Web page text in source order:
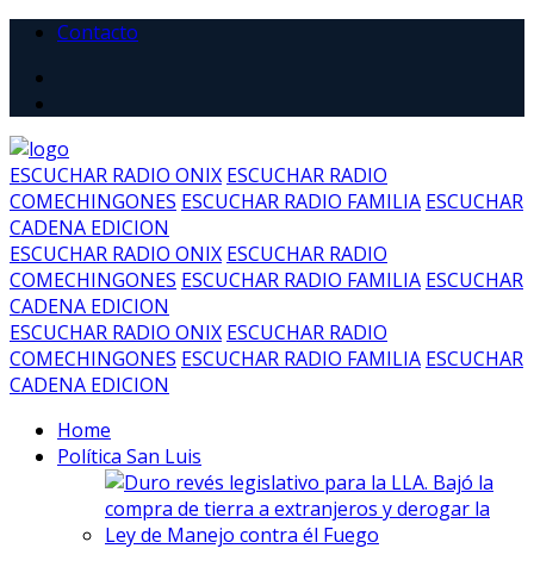
Contacto
ESCUCHAR RADIO ONIX ESCUCHAR RADIO
COMECHINGONES ESCUCHAR RADIO FAMILIA ESCUCHAR
CADENA EDICION
ESCUCHAR RADIO ONIX ESCUCHAR RADIO
COMECHINGONES ESCUCHAR RADIO FAMILIA ESCUCHAR
CADENA EDICION
ESCUCHAR RADIO ONIX ESCUCHAR RADIO
COMECHINGONES ESCUCHAR RADIO FAMILIA ESCUCHAR
CADENA EDICION
Home
Política San Luis